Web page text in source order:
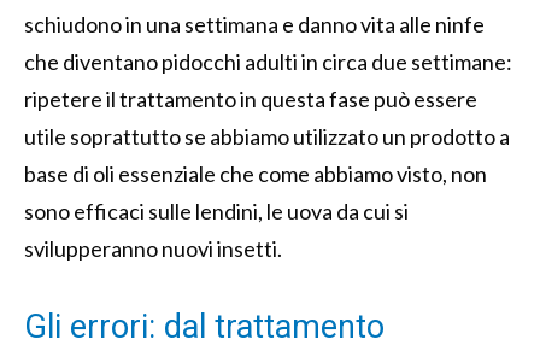
schiudono in una settimana e danno vita alle ninfe
che diventano pidocchi adulti in circa due settimane:
ripetere il trattamento in questa fase può essere
utile soprattutto se abbiamo utilizzato un prodotto a
base di oli essenziale che come abbiamo visto, non
sono efficaci sulle lendini, le uova da cui si
svilupperanno nuovi insetti.
Gli errori: dal trattamento